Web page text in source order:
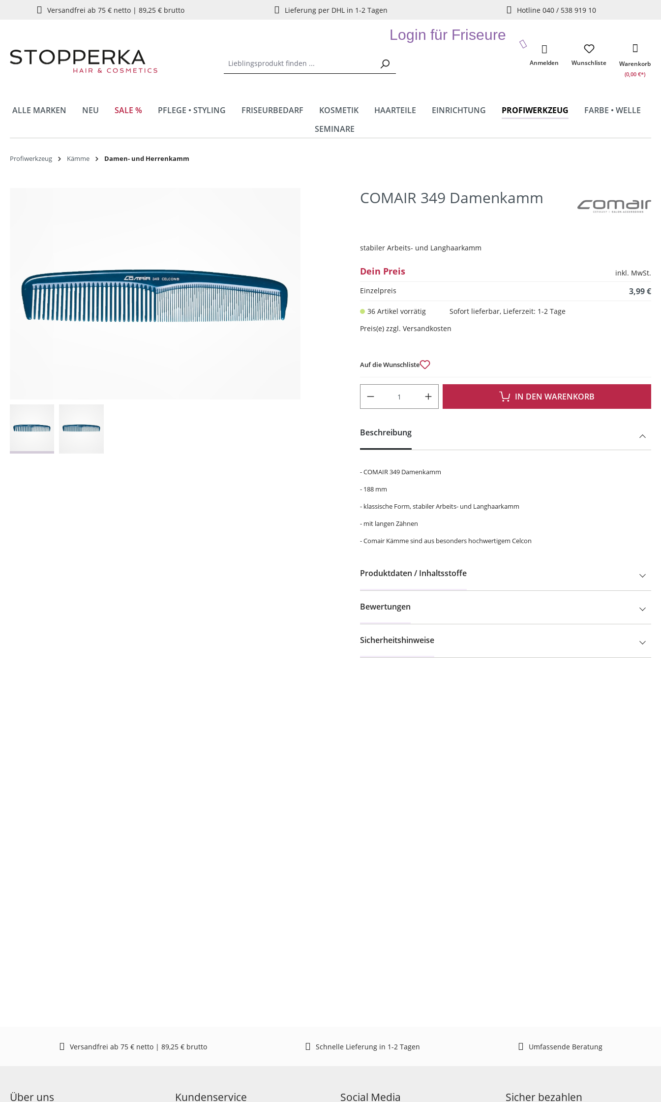
Zur Hauptnavigation springen
Versandfrei ab 75 € netto | 89,25 € brutto Lieferung per DHL in 1-2 Tagen Hotline 040 / 538 919 10
Login für Friseure
Wunschliste
Anmelden Warenkorb
(0,00 €*)
ALLE MARKEN NEU SALE % PFLEGE • STYLING FRISEURBEDARF KOSMETIK HAARTEILE EINRICHTUNG PROFIWERKZEUG
FARBE • WELLE
SEMINARE
Profiwerkzeug Kämme Damen- und Herrenkamm
COMAIR 349 Damenkamm
stabiler Arbeits- und Langhaarkamm
Dein Preis
inkl. MwSt.
Einzelpreis
3,99 €
36 Artikel vorrätig
Sofort lieferbar, Lieferzeit: 1-2 Tage
Preis(e) zzgl. Versandkosten
Auf die Wunschliste
IN DEN WARENKORB
Beschreibung
- COMAIR 349 Damenkamm
- 188 mm
- klassische Form, stabiler Arbeits- und Langhaarkamm
- mit langen Zähnen
- Comair Kämme sind aus besonders hochwertigem Celcon
Produktdaten / Inhaltsstoffe
Bewertungen
Sicherheitshinweise
Versandfrei ab 75 € netto | 89,25 € brutto Schnelle Lieferung in 1-2 Tagen Umfassende Beratung
Über uns Kundenservice Social Media Sicher bezahlen